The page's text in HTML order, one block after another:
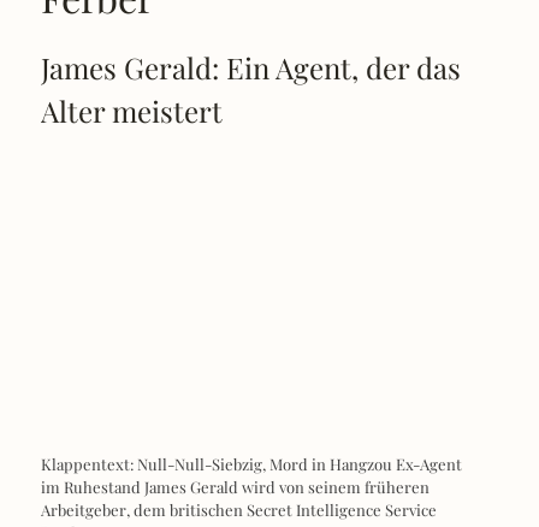
James Gerald: Ein Agent, der das
Alter meistert
Klappentext: Null-Null-Siebzig, Mord in Hangzou Ex-Agent
im Ruhestand James Gerald wird von seinem früheren
Arbeitgeber, dem britischen Secret Intelligence Service